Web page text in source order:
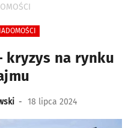
kryzys na rynku
- 18 lipca 2024